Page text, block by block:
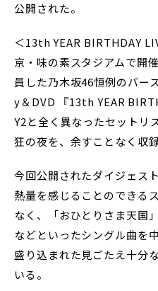
公開された。
＜13th YEAR BIRTHDAY
京・味の素スタジアムで開
員した乃木坂46恒例のバ
y＆DVD 『13th YEAR
Y2と全く異なったセットリ
狂の夜を、余すことなく収録
今回公開されたダイジェス
熱量を感じることのできる
なく、「おひとりさま天国
などといったシングル曲を
盛り込まれた見ごたえ十分
いる。